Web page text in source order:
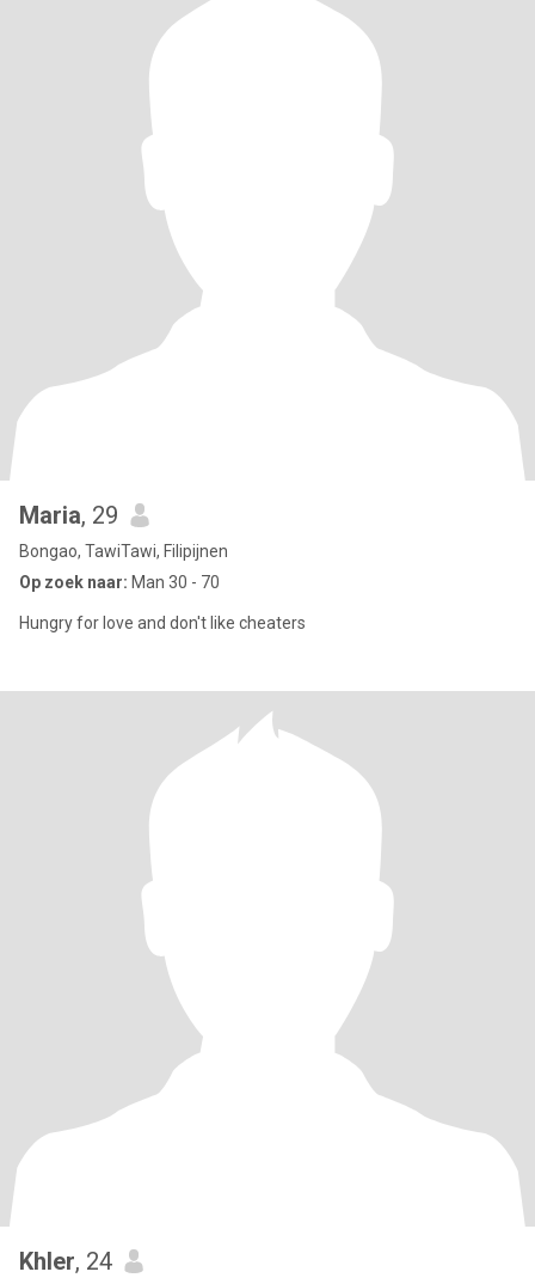
Maria, 29
Bongao, TawiTawi, Filipijnen
Op zoek naar: Man 30 - 70
Hungry for love and don't like cheaters
Khler, 24